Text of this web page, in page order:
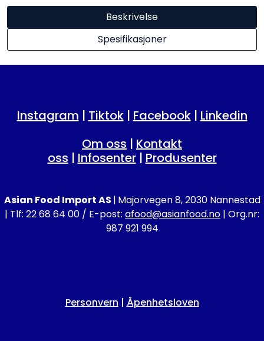
Beskrivelse
Spesifikasjoner
Instagram | Tiktok| Facebook| Linkedin
Om oss | Kontakt
oss | Infosenter| Produsenter
Asian Food Import AS | Majorvegen 8, 2030 Nannestad
| Tlf: 22 68 64 00 / E-post: afood@asianfood.no | Org.nr:
987 921 994
Personvern | Åpenhetsloven